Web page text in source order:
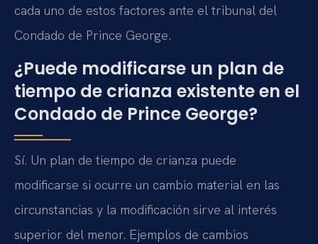
cada uno de estos factores ante el tribunal del
Condado de Prince George.
¿Puede modificarse un plan de
tiempo de crianza existente en el
Condado de Prince George?
Sí. Un plan de tiempo de crianza puede
modificarse si ocurre un cambio material en las
circunstancias y la modificación sirve al interés
superior del menor. Ejemplos de cambios